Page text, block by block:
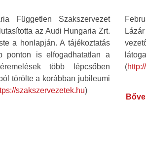
Független Szakszervezet
az Audi Hungaria Zrt.
a honlapján. A tájékoztatás
ponton is elfogadhatatlan a
több lépcsőben
törölte a korábban jubileumi
szakszervezetek.hu)
(